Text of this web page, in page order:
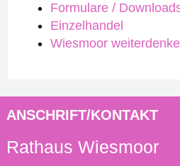
Formulare /
Einzelhandel
Wiesmoor
ANSCHRIFT/KONTAKT
Rathaus Wiesmoor